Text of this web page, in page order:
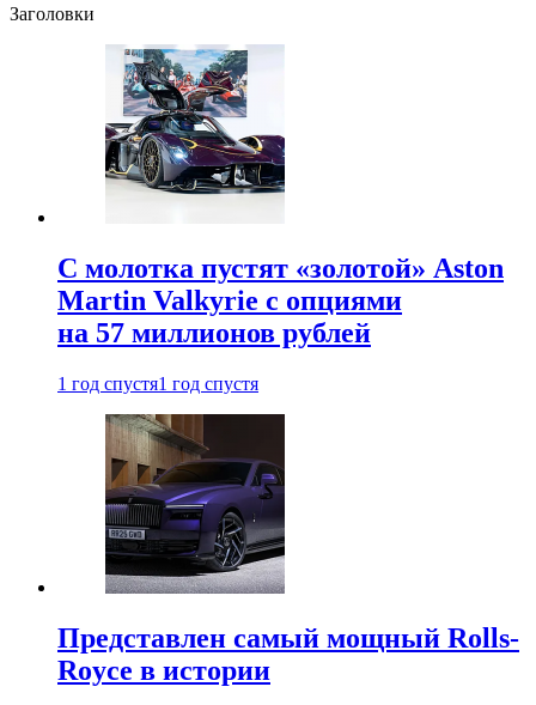
Заголовки
С молотка пустят «золотой» Aston
Martin Valkyrie с опциями
на 57 миллионов рублей
1 год спустя1 год спустя
Представлен самый мощный Rolls-
Royce в истории